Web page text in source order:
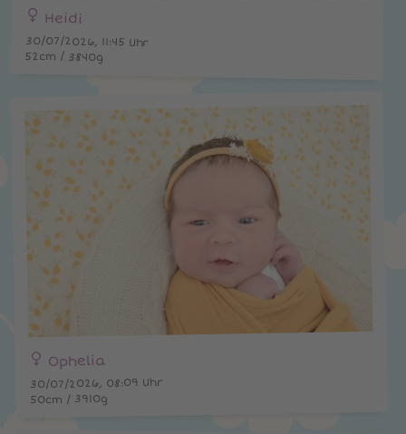
Heidi
30/07/2026, 11:45 Uhr
52cm / 3840g
Ophelia
30/07/2026, 08:09 Uhr
50cm / 3910g